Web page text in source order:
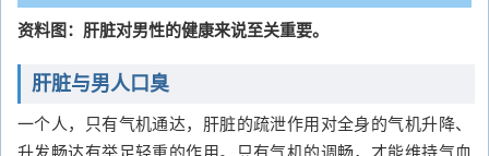
资料图：肝脏对男性的健康来说至关重要。
肝脏与男人口臭
一个人，只有气机通达，肝脏的疏泄作用对全身的气机升降、
升发畅达有举足轻重的作用。只有气机的调畅，才能维持气血